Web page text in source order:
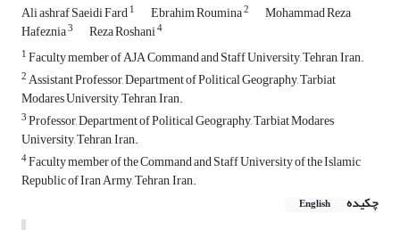
Ali ashraf Saeidi Fard1 Ebrahim Roumina2 Mohammad Reza
Hafeznia3 Reza Roshani4
1Faculty member of AJA Command and Staff University, Tehran, Iran.
2Assistant Professor, Department of Political Geography, Tarbiat
Modares University, Tehran, Iran.
3Professor, Department of Political Geography, Tarbiat Modares
University, Tehran, Iran.
4Faculty member of the Command and Staff University of the Islamic
Republic of Iran Army, Tehran, Iran.
چکیده
English